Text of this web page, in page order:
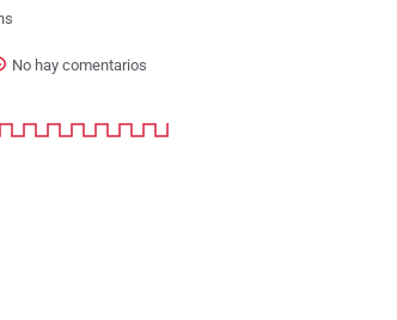
No hay comentarios